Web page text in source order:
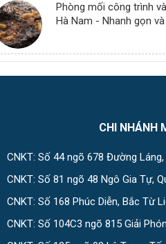
Phòng mối công trình
Hà Nam - Nhanh gọn
CHI NHÁNH
CNKT: Số 44 ngõ 678 Đường
CNKT: Số 81 ngõ 48 Ngô Gia Tự,
CNKT: Số 168 Phúc Diễn, Bắc Từ
CNKT: Số 104C3 ngõ 815 Giải